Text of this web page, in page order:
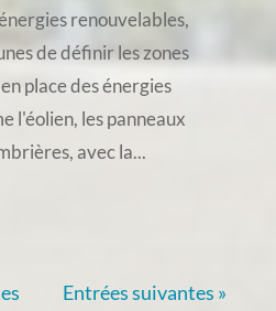
renouvelables,
de définir les zones
place des énergies
l'éolien, les panneaux
avec la...
Entrées suivantes »